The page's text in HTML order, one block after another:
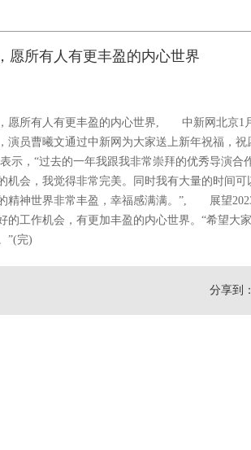
愿所有人有更丰盈的内心世界
愿所有人有更丰盈的内心世界, 中新网北京1
演员曹曦文通过中新网为大家送上新年祝福，
，“过去的一年我跟我非常崇拜的优秀导演合
机会，我觉得非常完美。同时我有大量的时间可
精神世界非常丰盈，幸福感满满。”, 展望
的工作机会，有更加丰盈的内心世界。“希望大
”(完)
分享到：